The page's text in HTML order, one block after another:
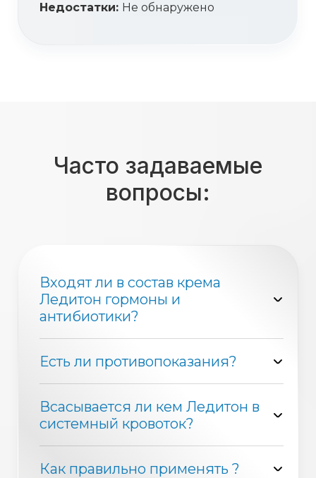
Недостатки: Не обнаружено
Часто задаваемые
вопросы:
Входят ли в состав крема
Ледитон гормоны и
антибиотики?
Есть ли противопоказания?
Всасывается ли кем Ледитон в
системный кровоток?
Как правильно применять ?